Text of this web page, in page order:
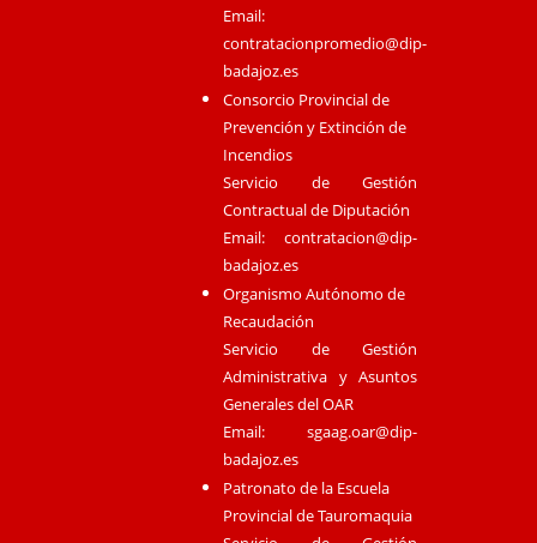
Email:
contratacionpromedio@dip-
badajoz.es
Consorcio Provincial de
Prevención y Extinción de
Incendios
Servicio de Gestión
Contractual de Diputación
Email:contratacion@dip-
badajoz.es
Organismo Autónomo de
Recaudación
Servicio de Gestión
Administrativa y Asuntos
Generales del OAR
Email:sgaag.oar@dip-
badajoz.es
Patronato de la Escuela
Provincial de Tauromaquia